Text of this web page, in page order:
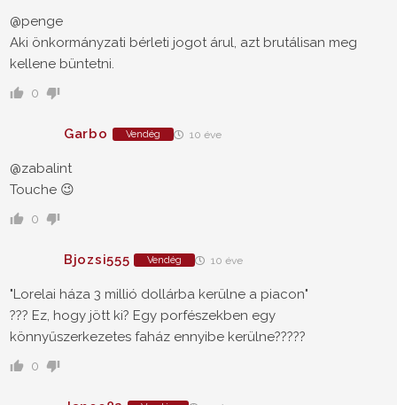
@penge
Aki önkormányzati bérleti jogot árul, azt brutálisan meg
kellene büntetni.
0
Garbo Vendég 10 éve
@zabalint
Touche 😉
0
Bjozsi555 Vendég 10 éve
"Lorelai háza 3 millió dollárba kerülne a piacon"
??? Ez, hogy jött ki? Egy porfészekben egy
könnyűszerkezetes faház ennyibe kerülne?????
0